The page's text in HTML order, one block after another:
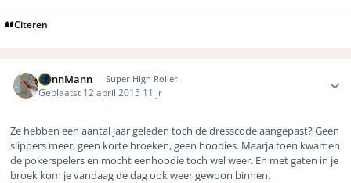
Citeren
DennMann Super High Roller
Geplaatst 12 april 2015 11 jr
Ze hebben een aantal jaar geleden toch de dresscode aangepast? Geen
slippers meer, geen korte broeken, geen hoodies. Maarja toen kwamen
de pokerspelers en mocht eenhoodie toch wel weer. En met gaten in je
broek kom je vandaag de dag ook weer gewoon binnen.